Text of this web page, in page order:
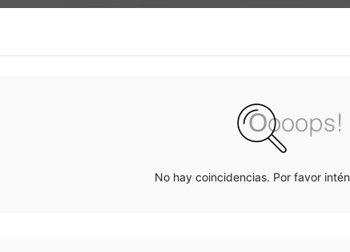
No hay coincidencias. Por favor